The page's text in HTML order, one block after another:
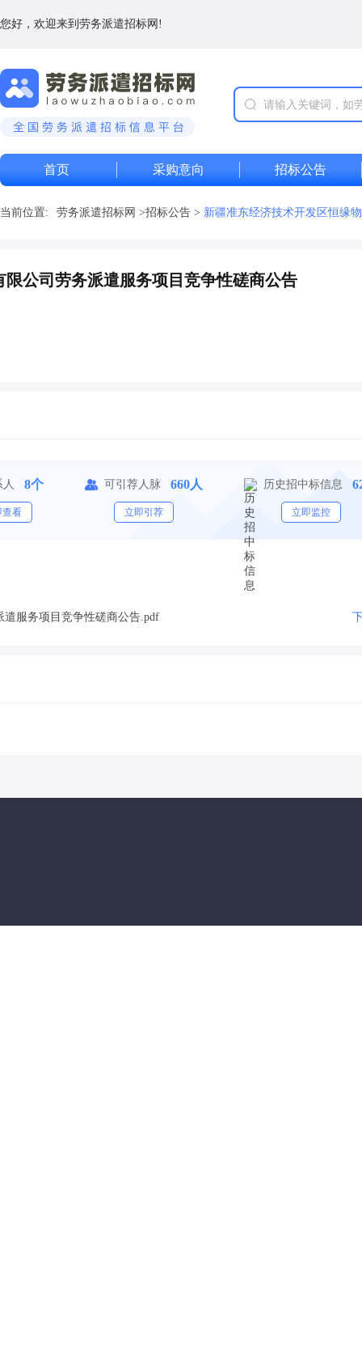
您好，欢迎来到劳务派遣招标网!
首页 采购意向 招标公告
当前位置: 劳务派遣招标网 >招标公告 > 新疆准东经济技术开发区恒缘
公司劳务派遣服务项目竞争性磋商公告
8个
查看
可引荐人脉 660人
立即引荐
历史招中标信息
立即监控
服务项目竞争性磋商公告.pdf